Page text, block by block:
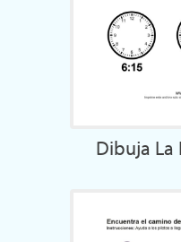
Dibuja La